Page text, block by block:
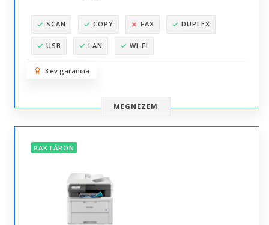
SCAN COPY FAX DUPLEX
USB LAN WI-FI
3 év garancia
MEGNÉZEM
RAKTÁRON